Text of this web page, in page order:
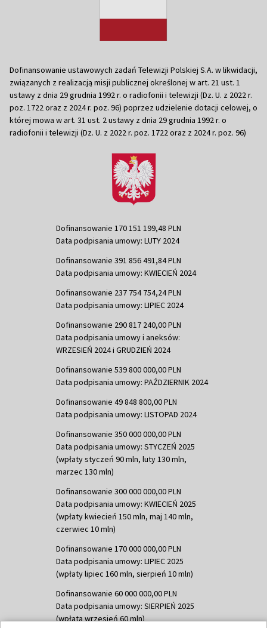
Dofinansowanie ustawowych zadań Telewizji Polskiej S.A. w likwidacji,
związanych z realizacją misji publicznej określonej w art. 21 ust. 1
ustawy z dnia 29 grudnia 1992 r. o radiofonii i telewizji (Dz. U. z 2022 r.
poz. 1722 oraz z 2024 r. poz. 96) poprzez udzielenie dotacji celowej, o
której mowa w art. 31 ust. 2 ustawy z dnia 29 grudnia 1992 r. o
radiofonii i telewizji (Dz. U. z 2022 r. poz. 1722 oraz z 2024 r. poz. 96)
Dofinansowanie 170 151 199,48 PLN
Data podpisania umowy: LUTY 2024
Dofinansowanie 391 856 491,84 PLN
Data podpisania umowy: KWIECIEŃ 2024
Dofinansowanie 237 754 754,24 PLN
Data podpisania umowy: LIPIEC 2024
Dofinansowanie 290 817 240,00 PLN
Data podpisania umowy i aneksów:
WRZESIEŃ 2024 i GRUDZIEŃ 2024
Dofinansowanie 539 800 000,00 PLN
Data podpisania umowy: PAŹDZIERNIK 2024
Dofinansowanie 49 848 800,00 PLN
Data podpisania umowy: LISTOPAD 2024
Dofinansowanie 350 000 000,00 PLN
Data podpisania umowy: STYCZEŃ 2025
(wpłaty styczeń 90 mln, luty 130 mln,
marzec 130 mln)
Dofinansowanie 300 000 000,00 PLN
Data podpisania umowy: KWIECIEŃ 2025
(wpłaty kwiecień 150 mln, maj 140 mln,
czerwiec 10 mln)
Dofinansowanie 170 000 000,00 PLN
Data podpisania umowy: LIPIEC 2025
(wpłaty lipiec 160 mln, sierpień 10 mln)
Dofinansowanie 60 000 000,00 PLN
Data podpisania umowy: SIERPIEŃ 2025
(wpłata wrzesień 60 mln)